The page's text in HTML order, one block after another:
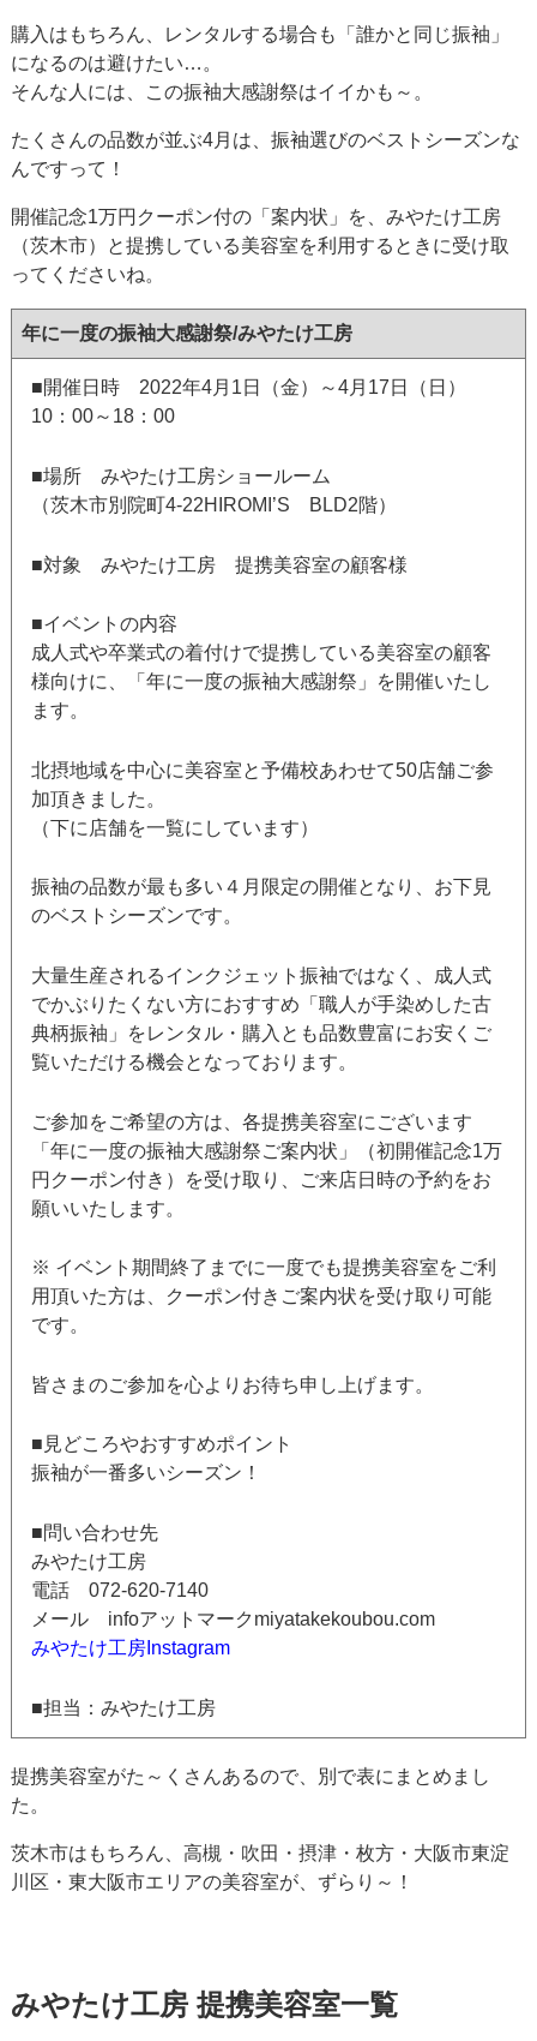
購入はもちろん、レンタルする場合も「誰かと同じ振袖」
になるのは避けたい…。
そんな人には、この振袖大感謝祭はイイかも～。
たくさんの品数が並ぶ4月は、振袖選びのベストシーズンな
んですって！
開催記念1万円クーポン付の「案内状」を、みやたけ工房
（茨木市）と提携している美容室を利用するときに受け取
ってくださいね。
年に一度の振袖大感謝祭/みやたけ工房
■開催日時 2022年4月1日（金）～4月17日（日）
10：00～18：00
■場所 みやたけ工房ショールーム
（茨木市別院町4-22HIROMI’S BLD2階）
■対象 みやたけ工房 提携美容室の顧客様
■イベントの内容
成人式や卒業式の着付けで提携している美容室の顧客
様向けに、「年に一度の振袖大感謝祭」を開催いたし
ます。
北摂地域を中心に美容室と予備校あわせて50店舗ご参
加頂きました。
（下に店舗を一覧にしています）
振袖の品数が最も多い４月限定の開催となり、お下見
のベストシーズンです。
大量生産されるインクジェット振袖ではなく、成人式
でかぶりたくない方におすすめ「職人が手染めした古
典柄振袖」をレンタル・購入とも品数豊富にお安くご
覧いただける機会となっております。
ご参加をご希望の方は、各提携美容室にございます
「年に一度の振袖大感謝祭ご案内状」（初開催記念1万
円クーポン付き）を受け取り、ご来店日時の予約をお
願いいたします。
※ イベント期間終了までに一度でも提携美容室をご利
用頂いた方は、クーポン付きご案内状を受け取り可能
です。
皆さまのご参加を心よりお待ち申し上げます。
■見どころやおすすめポイント
振袖が一番多いシーズン！
■問い合わせ先
みやたけ工房
電話 072-620-7140
メール infoアットマークmiyatakekoubou.com
みやたけ工房Instagram
■担当：みやたけ工房
提携美容室がた～くさんあるので、別で表にまとめまし
た。
茨木市はもちろん、高槻・吹田・摂津・枚方・大阪市東淀
川区・東大阪市エリアの美容室が、ずらり～！
みやたけ工房 提携美容室一覧